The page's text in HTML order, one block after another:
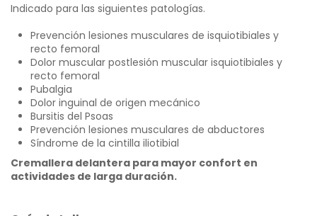
Indicado para las siguientes patologías.
Prevención lesiones musculares de isquiotibiales y
recto femoral
Dolor muscular postlesión muscular isquiotibiales y
recto femoral
Pubalgia
Dolor inguinal de origen mecánico
Bursitis del Psoas
Prevención lesiones musculares de abductores
Síndrome de la cintilla iliotibial
Cremallera delantera para mayor confort en
actividades de larga duración.